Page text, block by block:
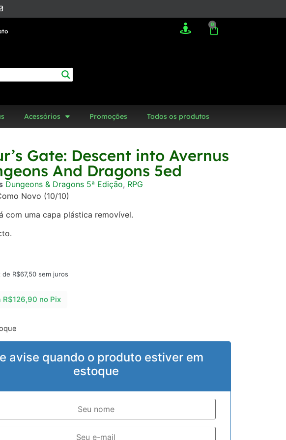
0
Acessórios Promoções Todos os produtos
Gate: Descent into Avernus
And Dragons 5ed
Dungeons & Dragons 5ª Edição, RPG
Novo (10/10)
com uma capa plástica removível.
de R$67,50 sem juros
R$126,90 no Pix
avise quando o produto estiver em
estoque